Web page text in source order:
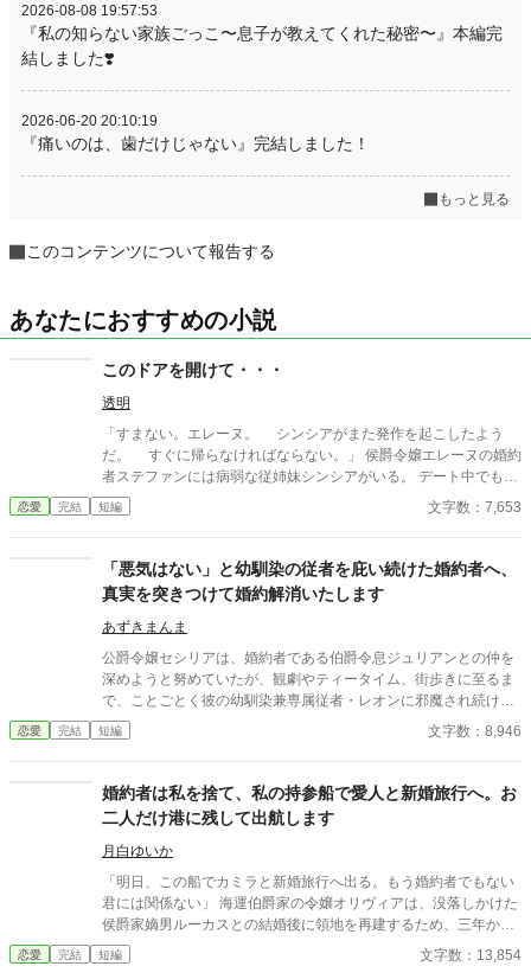
2026-08-08 19:57:53
『私の知らない家族ごっこ〜息子が教えてくれた秘密〜』本編完
結しました❣️
2026-06-20 20:10:19
『痛いのは、歯だけじゃない』完結しました！
もっと見る
このコンテンツについて報告する
あなたにおすすめの小説
このドアを開けて・・・
透明
「すまない。エレーヌ。 シンシアがまた発作を起こしたよう
だ。 すぐに帰らなければならない。」 侯爵令嬢エレーヌの婚約
者ステファンには病弱な従姉妹シンシアがいる。 デート中でもシ
ンシアからメッセージが来るとステファンはシンシアのもとに行
ってしまう。 不安になるエレーヌだがシンシアには秘密があっ
恋愛 完結 短編 文字数：7,653
「悪気はない」と幼馴染の従者を庇い続けた婚約者へ、
真実を突きつけて婚約解消いたします
あずきまんま
公爵令嬢セシリアは、婚約者である伯爵令息ジュリアンとの仲を
深めようと努めていたが、観劇やティータイム、街歩きに至るま
で、ことごとく彼の幼馴染兼専属従者・レオンに邪魔され続けて
いた。セシリアやその父である公爵が度重なる非礼を注意・抗議
しても、ジュリアンは「悪気はないんだ」「寛容になりなさい」
な対応に堪忍袋の緒が切れたセシリアは、綿密な記録を携え、建
国記念夜会という晴れの舞台で決着をつけることを決意。大勢の
貴族が見守る中、逃げ場のない完璧な証拠とともに婚約解消を突
きつけ、身勝手な二人と身内を庇い続けた伯爵家を社会的な破滅
へと追い込んでいく。
恋愛 完結 短編 文字数：8,946
婚約者は私を捨て、私の持参船で愛人と新婚旅行へ。お
二人だけ港に残して出航します
月白ゆいか
「明日、この船でカミラと新婚旅行へ出る。もう婚約者でもない
君には関係ない」 海運伯爵家の令嬢オリヴィアは、没落しかけた
侯爵家嫡男ルーカスとの結婚後に領地を再建するため、三年かけ
て持参船〈暁の鴎〉号を準備してきた。 船員をそろえ、航路を整
え、翌朝には嵐で被害を受けた島々へ出航する予定だった。船倉
恋愛 完結 短編 文字数：13,854